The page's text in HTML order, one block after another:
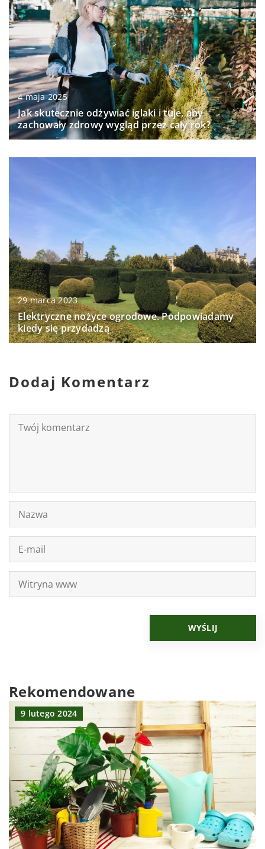
4 maja 2025
Jak skutecznie odżywiać iglaki i tuje, aby
zachowały zdrowy wygląd przez cały rok?
29 marca 2023
Elektryczne nożyce ogrodowe. Podpowiadamy
kiedy się przydadzą
Dodaj Komentarz
Rekomendowane
9 lutego 2024